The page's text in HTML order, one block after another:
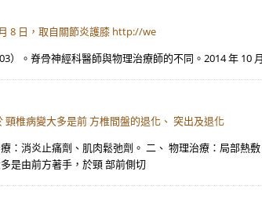
8 日，取自關節炎護膝 http://we
）。脊骨神經科醫師與物理治療師的不同。2014 年
頸椎病變大多是前 方椎間盤的退化、 突出及退化
：消炎止痛劑、肌肉鬆弛劑。 二、 物理治療：局部熱
是由前方著手，於頸 部前側切